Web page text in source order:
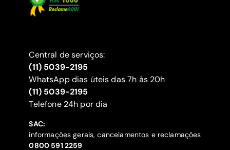
Central de serviços:
(11) 5039-2195
WhatsApp dias úteis das 7h às 20h
(11) 5039-2195
‍Telefone 24h por dia
SAC:
informações gerais, cancelamentos e reclamações
‍0800 591 2259